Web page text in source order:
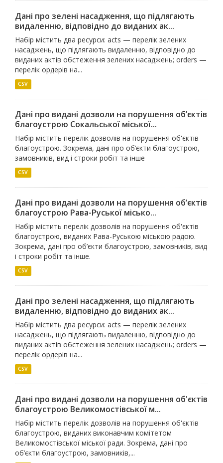
Дані про зелені насадження, що підлягають
видаленню, відповідно до виданих ак...
Набір містить два ресурси: acts — перелік зелених
насаджень, що підлягають видаленню, відповідно до
виданих актів обстеження зелених насаджень; orders —
перелік ордерів на...
CSV
Дані про видані дозволи на порушення об’єктів
благоустрою Сокальської міської...
Набір містить перелік дозволів на порушення об'єктів
благоустрою. Зокрема, дані про об’єкти благоустрою,
замовників, вид і строки робіт та інше
CSV
Дані про видані дозволи на порушення об’єктів
благоустрою Рава-Руської місько...
Набір містить перелік дозволів на порушення об'єктів
благоустрою, виданих Рава-Руською міською радою.
Зокрема, дані про об’єкти благоустрою, замовників, вид
і строки робіт та інше.
CSV
Дані про зелені насадження, що підлягають
видаленню, відповідно до виданих ак...
Набір містить два ресурси: acts — перелік зелених
насаджень, що підлягають видаленню, відповідно до
виданих актів обстеження зелених насаджень; orders —
перелік ордерів на...
CSV
Дані про видані дозволи на порушення об'єктів
благоустрою Великомостівської м...
Набір містить перелік дозволів на порушення об'єктів
благоустрою, виданих виконавчим комітетом
Великомостівської міської ради. Зокрема, дані про
об’єкти благоустрою, замовників,...